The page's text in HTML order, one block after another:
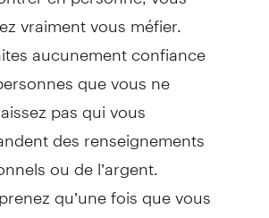
vraiment vous méfier.
aucunement confiance
que vous ne
pas qui vous
des renseignements
ou de l’argent.
qu’une fois que vous